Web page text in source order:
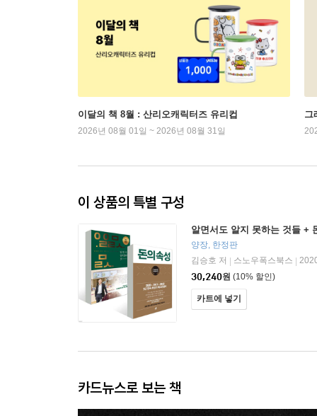
이달의 책 8월 : 산리오캐릭터즈 유리컵
2026년 08월 01일 ~ 2026년 08월 31일
그
이 상품의 특별 구성
알면서도 알지 못하는 것들 +
양장, 한정판
김승호 저
스노우폭스북스
30,240원 (10% 할인)
카트에 넣기
카드뉴스로 보는 책